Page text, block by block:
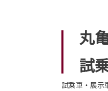
丸
試
試乗車・展示